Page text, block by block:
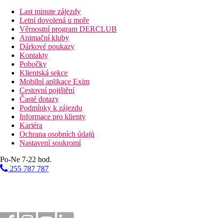
Pláž
Plážová dovolená
Bazény
Lehátka u bazénu
Fotogalerie
Last minute zájezdy
Letní dovolená u moře
Věrnostní program DERCLUB
Animační kluby
Dárkové poukazy
Kontakty
Pobočky
Klientská sekce
Mobilní aplikace Exim
Cestovní pojištění
Časté dotazy
Podmínky k zájezdu
Informace pro klienty
Kariéra
Ochrana osobních údajů
Nastavení soukromí
Po-Ne 7-22 hod.
255 787 787